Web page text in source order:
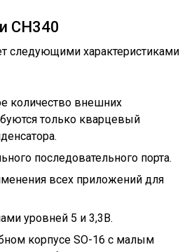
CH340
следующими характеристиками
количество внешних
только кварцевый
последовательного порта.
всех приложений для
уровней 5 и 3,3В.
корпусе SO-16 с малым